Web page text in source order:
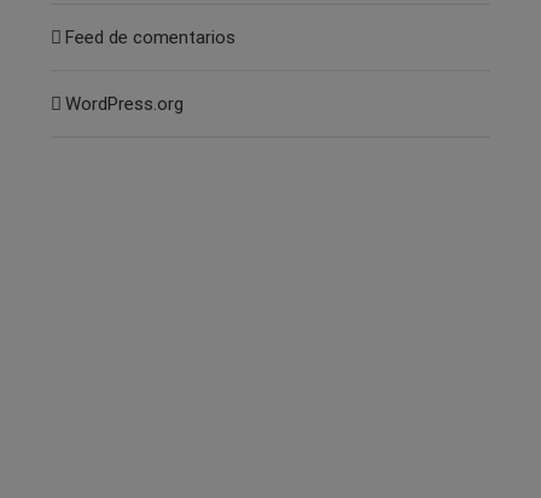
Feed de comentarios
WordPress.org